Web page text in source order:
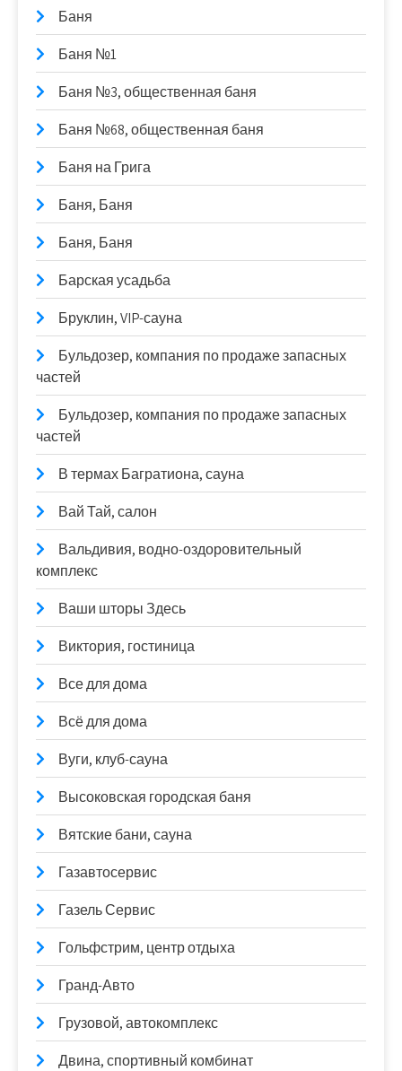
Баня
Баня №1
Баня №3, общественная баня
Баня №68, общественная баня
Баня на Грига
Баня, Баня
Баня, Баня
Барская усадьба
Бруклин, VIP-сауна
Бульдозер, компания по продаже запасных
частей
Бульдозер, компания по продаже запасных
частей
В термах Багратиона, сауна
Вай Тай, салон
Вальдивия, водно-оздоровительный
комплекс
Ваши шторы Здесь
Виктория, гостиница
Все для дома
Всё для дома
Вуги, клуб-сауна
Высоковская городская баня
Вятские бани, сауна
Газавтосервис
Газель Сервис
Гольфстрим, центр отдыха
Гранд-Авто
Грузовой, автокомплекс
Двина, спортивный комбинат